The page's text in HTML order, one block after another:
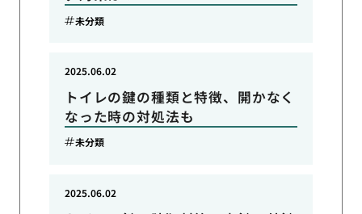
未分類
トイレの鍵の種類と特徴、開かなく
なった時の対処法も
2025.06.02
未分類
2025.06.02